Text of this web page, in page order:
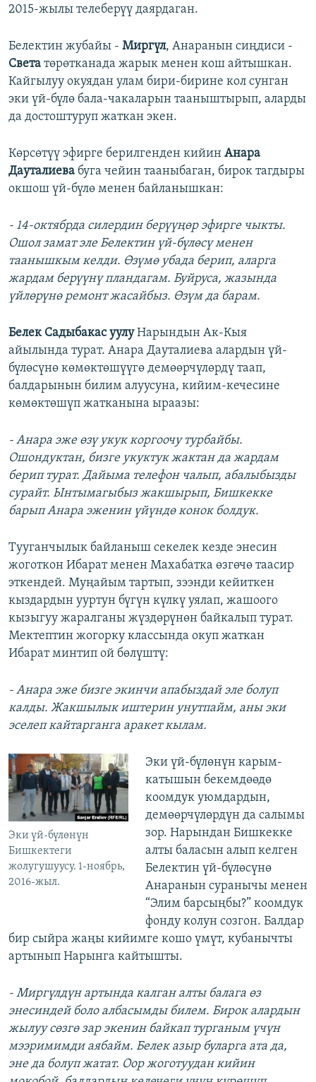
2015-жылы телеберүү даярдаган.
Белектин жубайы - Миргүл, Анаранын сиңдиси -
Света төрөтканада жарык менен кош айтышкан.
Кайгылуу окуядан улам бири-бирине кол сунган
эки үй-бүлө бала-чакаларын тааныштырып, аларды
да достоштуруп жаткан экен.
Көрсөтүү эфирге берилгенден кийин Анара
Дауталиева буга чейин тааныбаган, бирок тагдыры
окшош үй-бүлө менен байланышкан:
- 14-октябрда силердин берүүңөр эфирге чыкты.
Ошол замат эле Белектин үй-бүлөсү менен
таанышкым келди. Өзүмө убада берип, аларга
жардам берүүнү пландагам. Буйруса, жазында
үйлөрүнө ремонт жасайбыз. Өзүм да барам.
Белек Садыбакас уулуНарындын Ак-Кыя
айылында турат. Анара Дауталиева алардын үй-
бүлөсүнө көмөктөшүүгө демөөрчүлөрдү таап,
балдарынын билим алуусуна, кийим-кечесине
көмөктөшүп жатканына ыраазы:
- Анара эже өзү укук коргоочу турбайбы.
Ошондуктан, бизге укуктук жактан да жардам
берип турат. Дайыма телефон чалып, абалыбызды
сурайт. Ынтымагыбыз жакшырып, Бишкекке
барып Анара эженин үйүндө конок болдук.
Тууганчылык байланыш секелек кезде энесин
жоготкон Ибарат менен Махабатка өзгөчө таасир
эткендей. Муңайым тартып, зээнди кейиткен
кыздардын ууртун бүгүн күлкү уялап, жашоого
кызыгуу жаралганы жүздөрүнөн байкалып турат.
Мектептин жогорку классында окуп жаткан
Ибарат минтип ой бөлүштү:
- Анара эже бизге экинчи апабыздай эле болуп
калды. Жакшылык иштерин унутпайм, аны эки
эселеп кайтарганга аракет кылам.
Эки үй-бүлөнүн
Бишкектеги
жолугушуусу. 1-ноябрь,
2016-жыл.
Эки үй-бүлөнүн карым-
катышын бекемдөөдө
коомдук уюмдардын,
демөөрчүлөрдүн да салымы
зор. Нарындан Бишкекке
алты баласын алып келген
Белектин үй-бүлөсүнө
Анаранын суранычы менен
“Элим барсыңбы?” коомдук
фонду колун созгон. Балдар
бир сыйра жаңы кийимге кошо үмүт, кубанычты
артынып Нарынга кайтышты.
- Миргүлдүн артында калган алты балага өз
энесиндей боло албасымды билем. Бирок алардын
жылуу сөзгө зар экенин байкап турганым үчүн
мээримимди аябайм. Белек азыр буларга ата да,
эне да болуп жатат. Оор жоготуудан кийин